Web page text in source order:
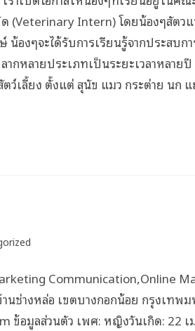
(Veterinary Intern) โดยน้องๆสัต
น้องๆจะได้รับการเรียนรู้จากประส
กหลายประเภทเป็นระยะเวลาหลายปี
ว์เลี้ยง ตั้งแต่ สุนัข แมว กระต่าย นก
Communication,Online
ช่างหล่อ เขตบางกอกน้อย กรุงเทพ
ข้อมูลส่วนตัว เพศ: หญิงวันเกิด: 22